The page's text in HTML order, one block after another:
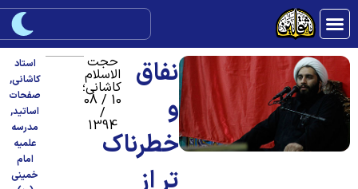
نفاق
و
خطرناک
تر از
حجت
الاسلام
کاشانی؛
10 / 08
1394
استاد
کاشانی,
صفحات
اساتید,
مدرسه
علمیه
امام
خمینی